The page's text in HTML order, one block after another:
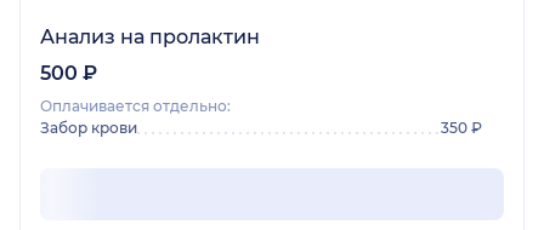
Анализ на пролактин
500 ₽
Оплачивается отдельно:
Забор крови
350 ₽